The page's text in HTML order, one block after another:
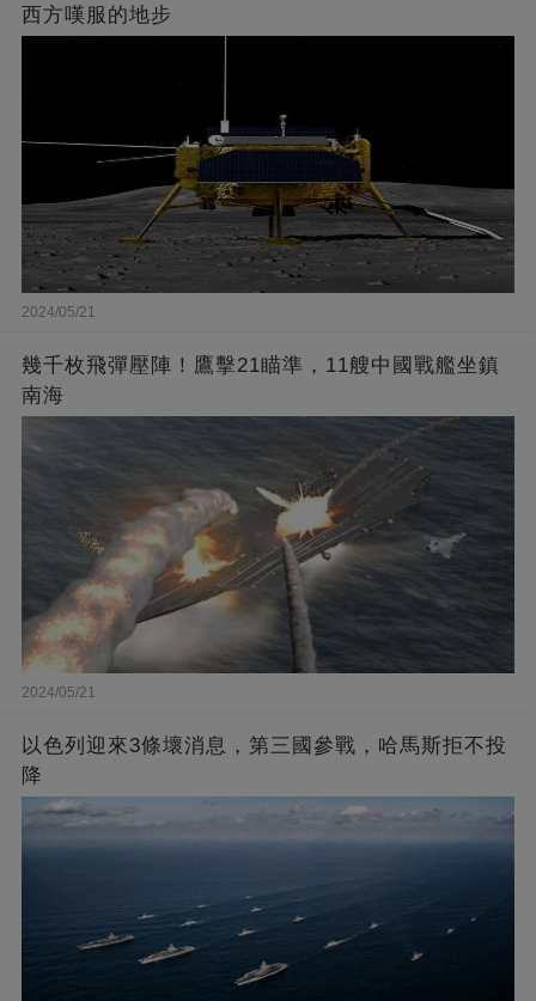
西方嘆服的地步
2024/05/21
幾千枚飛彈壓陣！鷹擊21瞄準，11艘中國戰艦坐鎮
南海
2024/05/21
以色列迎來3條壞消息，第三國參戰，哈馬斯拒不投
降